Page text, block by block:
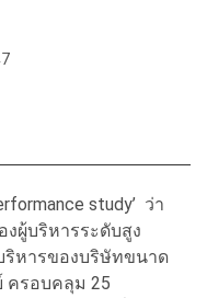
study’ ว่า
ผู้บริหารระดับสูง
ริหารของบริษัทขนาด
ครอบคลุม 25